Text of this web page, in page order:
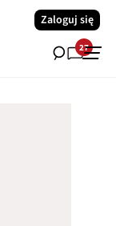
Zaloguj się
27